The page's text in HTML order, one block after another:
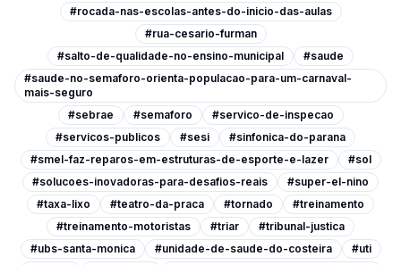
#rocada-nas-escolas-antes-do-inicio-das-aulas
#rua-cesario-furman
#salto-de-qualidade-no-ensino-municipal
#saude
#saude-no-semaforo-orienta-populacao-para-um-carnaval-
mais-seguro
#sebrae
#semaforo
#servico-de-inspecao
#servicos-publicos
#sesi
#sinfonica-do-parana
#smel-faz-reparos-em-estruturas-de-esporte-e-lazer
#sol
#solucoes-inovadoras-para-desafios-reais
#super-el-nino
#taxa-lixo
#teatro-da-praca #tornado
#treinamento
#treinamento-motoristas
#triar
#tribunal-justica
#ubs-santa-monica
#unidade-de-saude-do-costeira
#uti